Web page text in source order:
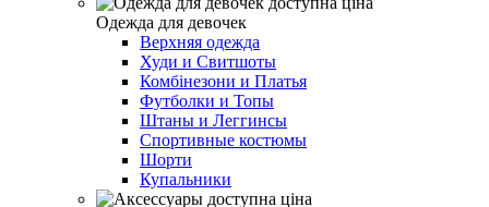
Одежда для девочек
Верхняя одежда
Худи и Свитшоты
Комбінезони и Платья
Футболки и Топы
Штаны и Леггинсы
Спортивные костюмы
Шорти
Купальники